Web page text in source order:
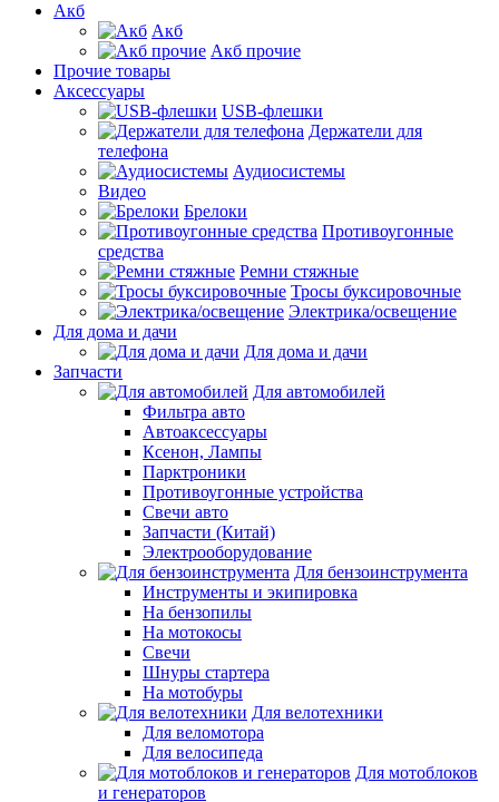
Акб
Акб
Акб прочие
Прочие товары
Аксессуары
USB-флешки
Держатели для
телефона
Аудиосистемы
Видео
Брелоки
Противоугонные
средства
Ремни стяжные
Тросы буксировочные
Электрика/освещение
Для дома и дачи
Для дома и дачи
Запчасти
Для автомобилей
Фильтра авто
Автоаксессуары
Ксенон, Лампы
Парктроники
Противоугонные устройства
Свечи авто
Запчасти (Китай)
Электрооборудование
Для бензоинструмента
Инструменты и экипировка
На бензопилы
На мотокосы
Свечи
Шнуры стартера
На мотобуры
Для велотехники
Для веломотора
Для велосипеда
Для мотоблоков
и генераторов